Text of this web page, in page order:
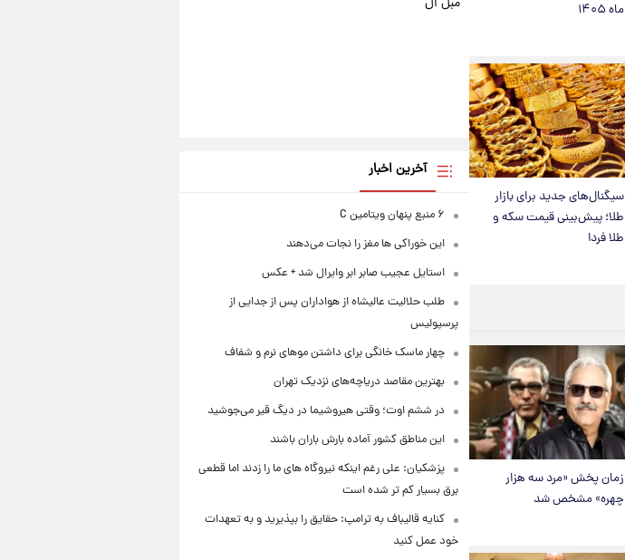
ماه ۱۴۰۵
سیگنال‌های جدید برای بازار
طلا؛ پیش‌بینی قیمت سکه و
طلا فردا
زمان پخش «مرد سه هزار
چهره» مشخص شد
آخرین اخبار
۶ منبع پنهان ویتامین C
این خوراکی ها مغز را نجات می‌دهند
استایل عجیب صابر ابر وایرال شد + عکس
طلب حلالیت عالیشاه از هواداران پس از جدایی از
پرسپولیس
چهار ماسک خانگی برای داشتن موهای نرم و شفاف
بهترین مقاصد دریاچه‌های نزدیک تهران
در ششم اوت؛ وقتی هیروشیما در دیگ قیر می‌جوشید
این مناطق کشور آماده بارش باران باشند
پزشکیان: علی رغم اینکه نیروگاه های ما را زدند اما قطعی
برق بسیار کم تر شده است
کنایه قالیباف به ترامپ: حقایق را بپذیرید و به تعهدات
خود عمل کنید